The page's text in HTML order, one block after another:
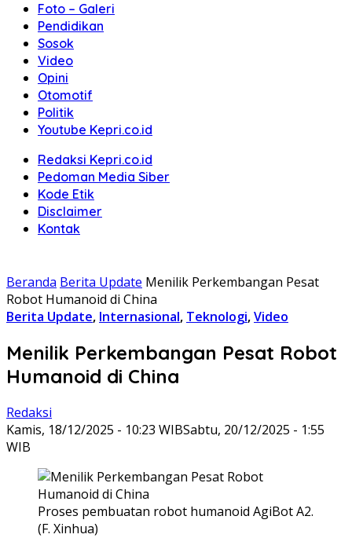
Foto – Galeri
Pendidikan
Sosok
Video
Opini
Otomotif
Politik
Youtube Kepri.co.id
Redaksi Kepri.co.id
Pedoman Media Siber
Kode Etik
Disclaimer
Kontak
Beranda Berita Update Menilik Perkembangan Pesat
Robot Humanoid di China
Berita Update, Internasional, Teknologi,Video
Menilik Perkembangan Pesat Robot
Humanoid di China
Redaksi
Kamis, 18/12/2025 - 10:23 WIBSabtu, 20/12/2025 - 1:55
WIB
Proses pembuatan robot humanoid AgiBot A2.
(F. Xinhua)